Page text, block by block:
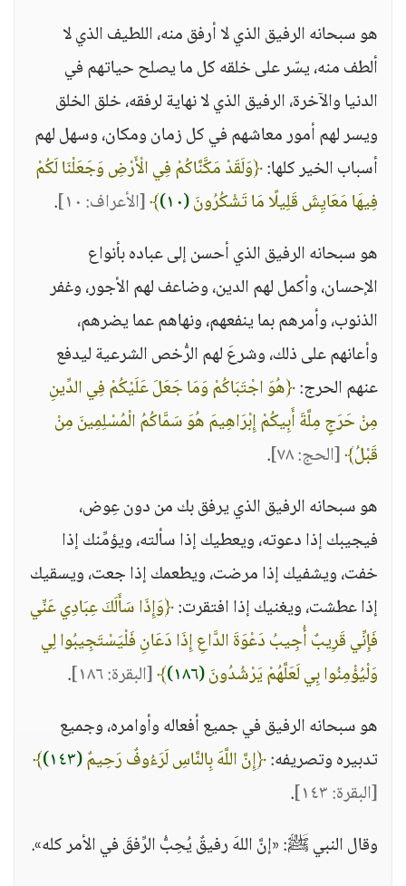
هو سبحانه الرفيق الذي لا أرفق منه، اللطيف الذي لا
ألطف منه، يسّر على خلقه كل ما يصلح حياتهم في
الدنيا والآخرة، الرفيق الذي لا نهاية لرفقه، خلق الخلق
ويسر لهم أمور معاشهم في كل زمان ومكان، وسهل لهم
أسباب الخير كلها:﴿وَلَقَدْ مَكَّنَّاكُمْ فِي الْأَرْضِ وَجَعَلْنَا لَكُمْ
فِيهَا مَعَايِشَ قَلِيلًا مَا تَشْكُرُونَ(١٠) ﴾[الأعراف: ١٠]
.
هو سبحانه الرفيق الذي أحسن إلى عباده بأنواع
الإحسان، وأكمل لهم الدين، وضاعف لهم الأجور، وغفر
الذنوب، وأمرهم بما ينفعهم، ونهاهم عما يضرهم،
وأعانهم على ذلك، وشرعَ لهم الرُّخص الشرعية ليدفع
عنهم الحرج:﴿هُوَ اجْتَبَاكُمْ وَمَا جَعَلَ عَلَيْكُمْ فِي الدِّينِ
مِنْ حَرَجٍ مِلَّةَ أَبِيكُمْ إِبْرَاهِيمَ هُوَ سَمَّاكُمُ الْمُسْلِمِينَ مِنْ
قَبْلُ﴾[الحج: ٧٨]
.
هو سبحانه الرفيق الذي يرفق بك من دون عِوض،
فيجيبك إذا دعوته، ويعطيك إذا سألته، ويؤمِّنك إذا
خفت، ويشفيك إذا مرضت، ويطعمك إذا جعت، ويسقيك
إذا عطشت، ويغنيك إذا افتقرت:﴿وَإِذَا سَأَلَكَ عِبَادِي عَنِّي
فَإِنِّي قَرِيبٌ أُجِيبُ دَعْوَةَ الدَّاعِ إِذَا دَعَانِ فَلْيَسْتَجِيبُوا لِي
وَلْيُؤْمِنُوا بِي لَعَلَّهُمْ يَرْشُدُونَ(١٨٦) ﴾[البقرة: ١٨٦]
.
هو سبحانه الرفيق في جميع أفعاله وأوامره، وجميع
تدبيره وتصريفه:﴿إِنَّ اللَّهَ بِالنَّاسِ لَرَءُوفٌ رَحِيمٌ(١٤٣)
﴾
[البقرة: ١٤٣]
.
وقال النبي ﷺ: «إنَّ اللهَ رفيقٌ يُحِبُّ الرِّفقَ في الأمر كله».